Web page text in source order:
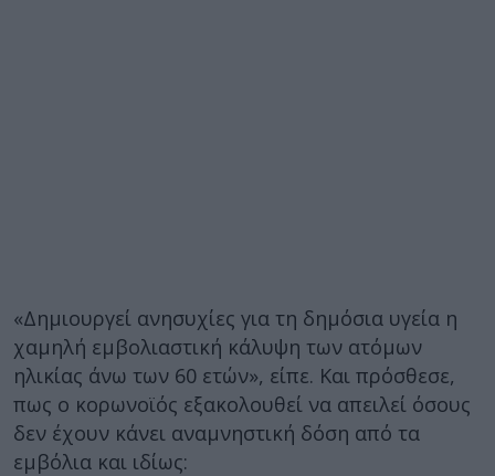
«Δημιουργεί ανησυχίες για τη δημόσια υγεία η
χαμηλή εμβολιαστική κάλυψη των ατόμων
ηλικίας άνω των 60 ετών», είπε. Και πρόσθεσε,
πως ο κορωνοϊός εξακολουθεί να απειλεί όσους
δεν έχουν κάνει αναμνηστική δόση από τα
εμβόλια και ιδίως: